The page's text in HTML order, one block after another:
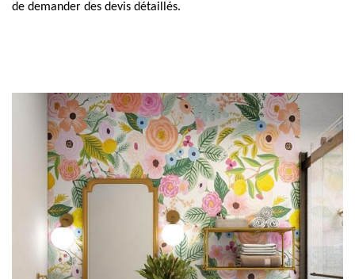
de demander des devis détaillés.